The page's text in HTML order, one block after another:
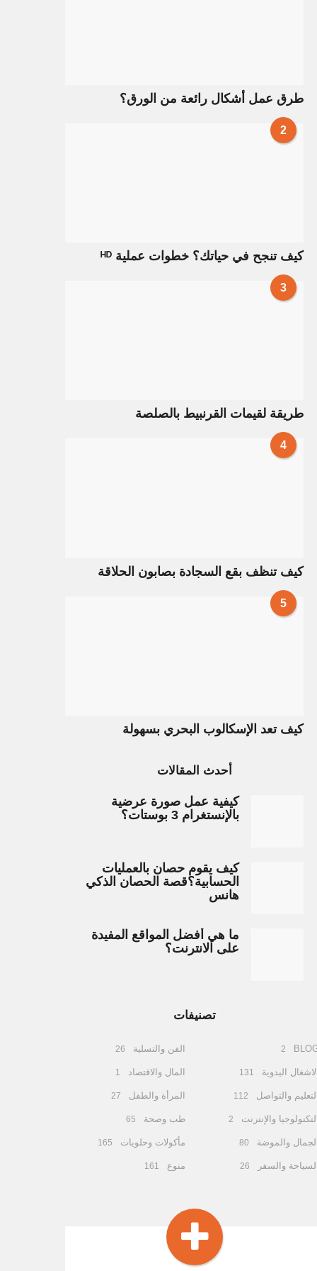
طرق عمل أشكال رائعة من الورق؟
2
كيف تنجح في حياتك؟ خطوات عملية ᴴᴰ
3
طريقة لقيمات القرنبيط بالصلصة
4
كيف تنظف بقع السجادة بصابون الحلاقة
5
كيف تعد الإسكالوب البحري بسهولة
أحدث المقالات
كيفية عمل صورة عرضية
بالإنستغرام 3 بوستات؟
كيف يقوم حصان بالعمليات
الحسابية؟قصة الحصان الذكي
هانس
ما هي أفضل المواقع المفيدة
على الانترنت؟
تصنيفات
2
الاشغال اليدوية 131
التعليم والتواصل 112
التكنولوجيا والإنترنت 2
الجمال والموضة 80
السياحة والسفر 26
الفن والتسلية 26
المال والاقتصاد 1
المرأة والطفل 27
طب وصحة 65
مأكولات وحلويات 165
منوع 161